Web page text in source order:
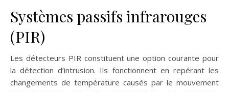
Systèmes passifs infrarouges
(PIR)
Les détecteurs PIR constituent une option courante pour
la détection d’intrusion. Ils fonctionnent en repérant les
changements de température causés par le mouvement